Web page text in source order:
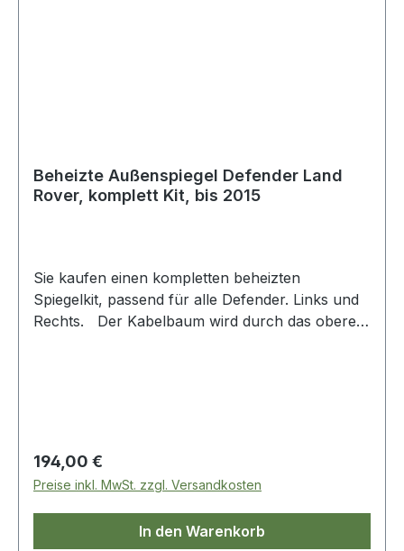
Beheizte Außenspiegel Defender Land
Rover, komplett Kit, bis 2015
Sie kaufen einen kompletten beheizten
Spiegelkit, passend für alle Defender. Links und
Rechts. Der Kabelbaum wird durch das obere
Regulärer Preis:
194,00 €
Preise inkl. MwSt. zzgl. Versandkosten
In den Warenkorb